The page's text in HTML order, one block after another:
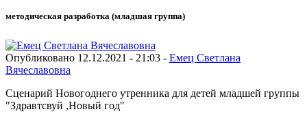
методическая разработка (младшая группа)
Опубликовано 12.12.2021 - 21:03 - Емец Светлана
Вячеславовна
Сценарий Новогоднего утренника для детей младшей группы
"Здравтсвуй ,Новый год"